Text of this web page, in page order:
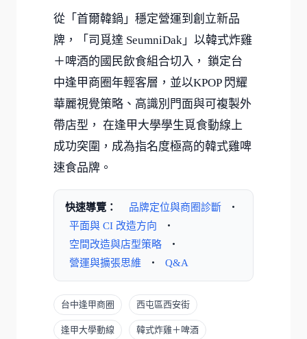
從「首爾韓鍋」穩定營運到創立新品
牌，「司覓達 SeumniDak」以韓式炸雞
＋啤酒的國民飲食組合切入， 鎖定台
中逢甲商圈年輕客層，並以KPOP 閃耀
華麗視覺策略、 高識別門面與可複製外
帶店型 ， 在逢甲大學學生覓食動線上
成功突圍，成為指名度極高的韓式雞啤
速食品牌。
快速導覽： 品牌定位與商圈診斷
・
平面與 CI 改造方向
・
空間改造與店型策略
・
營運與擴張思維
・ Q&A
台中逢甲商圈 西屯區西安街
逢甲大學動線 韓式炸雞＋啤酒